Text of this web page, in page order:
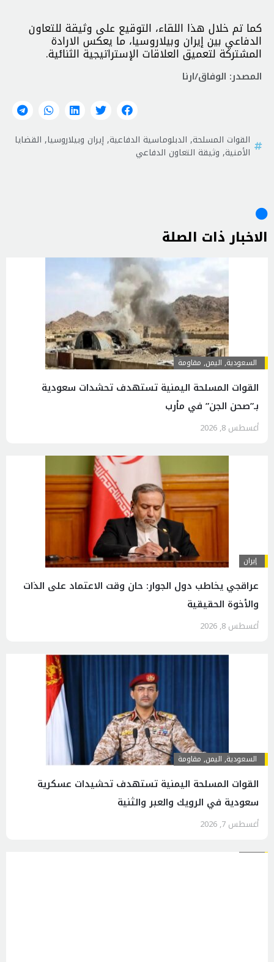
كما تم خلال هذا اللقاء، التوقيع على وثيقة للتعاون
الدفاعي بين إيران وبيلاروسيا، ما يعكس الارادة
المشتركة لتعميق العلاقات الإستراتيجية الثنائية.
المصدر: الوفاق/ارنا
القوات المسلحة, الدبلوماسية الدفاعية,إيران وبيلاروسيا, القضايا
الأمنية, وثيقة التعاون الدفاعي
الاخبار ذات الصلة
السعودية, اليمن, مقاومة
القوات المسلحة اليمنية تستهدف تحشدات سعودية
بـ”صحن الجن” في مأرب
أغسطس 8, 2026
إيران
عراقجي يخاطب دول الجوار: حان وقت الاعتماد على الذات
والأخوة الحقيقية
أغسطس 8, 2026
السعودية, اليمن, مقاومة
القوات المسلحة اليمنية تستهدف تحشيدات عسكرية
سعودية في الرويك والعبر والثنية
أغسطس 7, 2026